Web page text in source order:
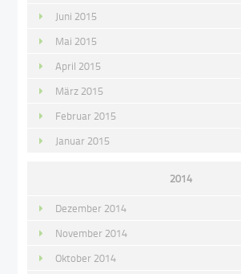
Juni 2015
Mai 2015
April 2015
März 2015
Februar 2015
Januar 2015
2014
Dezember 2014
November 2014
Oktober 2014